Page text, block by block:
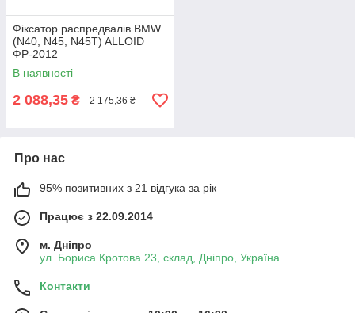
Фіксатор распредвалів BMW
(N40, N45, N45T) ALLOID
ФР-2012
В наявності
2 088,35 ₴ 2 175,36 ₴
Про нас
95% позитивних з 21 відгука за рік
Працює з 22.09.2014
м. Дніпро
ул. Бориса Кротова 23, склад, Дніпро, Україна
Контакти